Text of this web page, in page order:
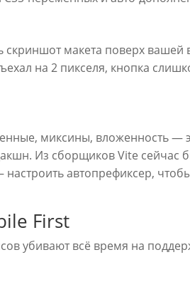
макета поверх вашей
на 2 пикселя, кнопка
миксины, вложенность
Из сборщиков Vite
автопрефиксер,
First
убивают всё время на